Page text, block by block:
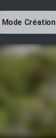
Mode Création